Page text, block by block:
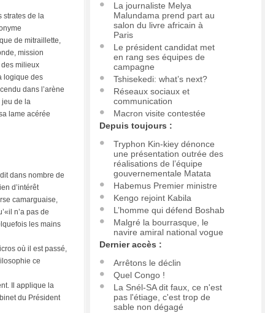
strates de la
de mitraillette,
mission
milieux
logique des
dans l’arène
jeu de la
lame acérée
dans nombre de
d’intérêt
camarguaise,
n’a pas de
les mains
où il est passé,
ce
Il applique la
du Président
La journaliste Melya
Malundama prend part au
salon du livre africain à
Paris
Le président candidat met
en rang ses équipes de
campagne
Tshisekedi: what’s next?
Réseaux sociaux et
communication
Macron visite contestée
Depuis toujours :
Tryphon Kin-kiey dénonce
une présentation outrée des
réalisations de l’équipe
gouvernementale Matata
Habemus Premier ministre
Kengo rejoint Kabila
L’homme qui défend Boshab
Malgré la bourrasque, le
navire amiral national vogue
Dernier accès :
Arrêtons le déclin
Quel Congo !
La Snél-SA dit faux, ce n'est
pas l'étiage, c'est trop de
sable non dégagé